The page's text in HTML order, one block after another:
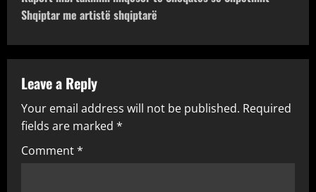
n
a
v
i
g
Shqiptar me artistë shqiptarë
Leave a Reply
Your email address will not be published. Required
fields are marked *
Comment*